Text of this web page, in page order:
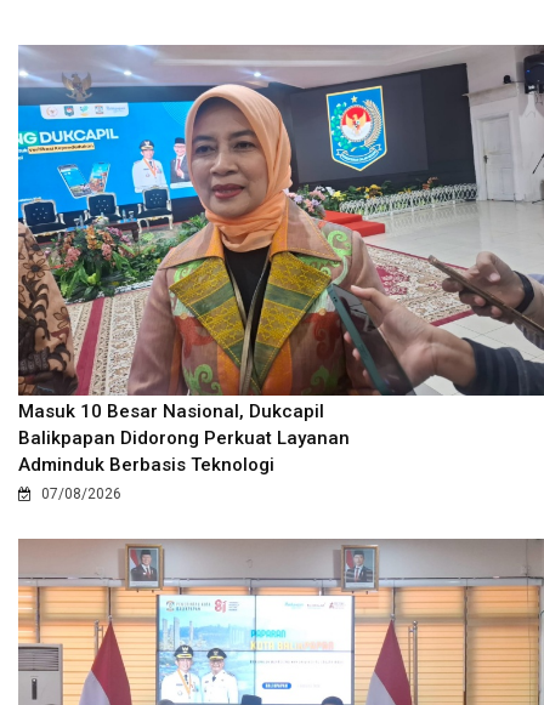
Masuk 10 Besar Nasional, Dukcapil
Balikpapan Didorong Perkuat Layanan
Adminduk Berbasis Teknologi
07/08/2026